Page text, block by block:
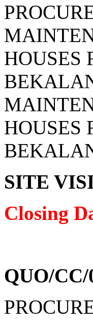
HOUSES
HOUSES
SITE
Closing
QUO/